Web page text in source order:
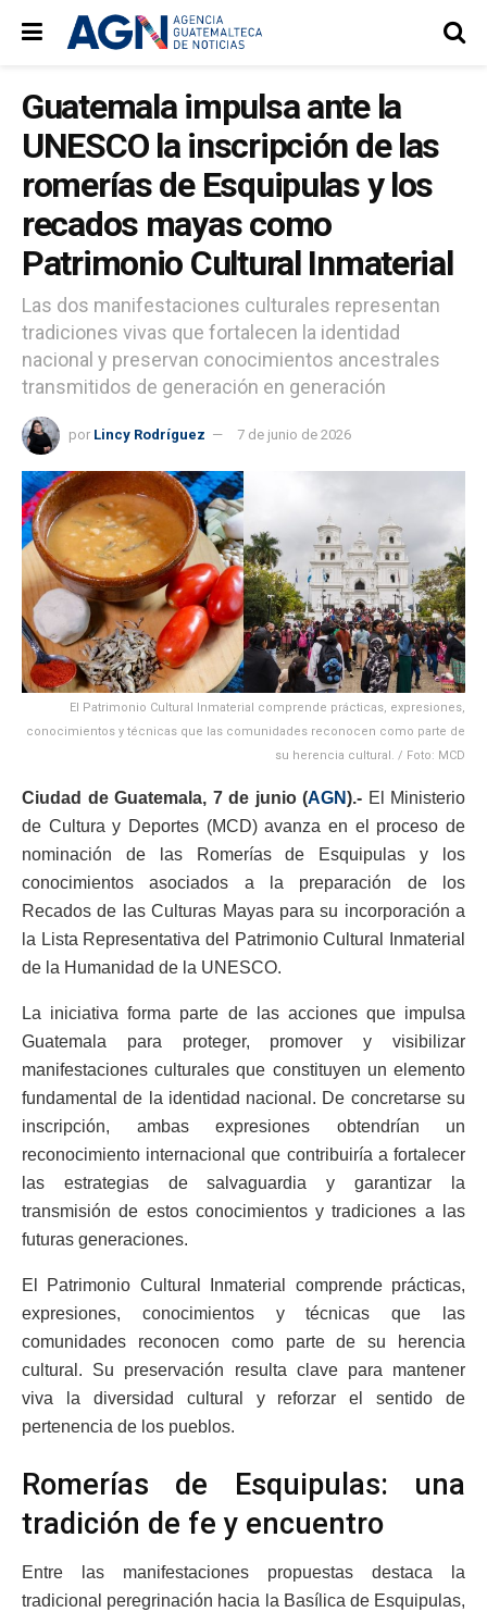
Guatemala impulsa ante la
UNESCO la inscripción de las
romerías de Esquipulas y los
recados mayas como
Patrimonio Cultural Inmaterial
Las dos manifestaciones culturales representan
tradiciones vivas que fortalecen la identidad
nacional y preservan conocimientos ancestrales
transmitidos de generación en generación
por Lincy Rodríguez 7 de junio de 2026
El Patrimonio Cultural Inmaterial comprende prácticas, expresiones,
conocimientos y técnicas que las comunidades reconocen como parte de
su herencia cultural. / Foto: MCD
Ciudad de Guatemala, 7 de junio (AGN).- El Ministerio
de Cultura y Deportes (MCD) avanza en el proceso de
nominación de las Romerías de Esquipulas y los
conocimientos asociados a la preparación de los
Recados de las Culturas Mayas para su incorporación a
la Lista Representativa del Patrimonio Cultural Inmaterial
de la Humanidad de la UNESCO.
La iniciativa forma parte de las acciones que impulsa
Guatemala para proteger, promover y visibilizar
manifestaciones culturales que constituyen un elemento
fundamental de la identidad nacional. De concretarse su
inscripción, ambas expresiones obtendrían un
reconocimiento internacional que contribuiría a fortalecer
las estrategias de salvaguardia y garantizar la
transmisión de estos conocimientos y tradiciones a las
futuras generaciones.
El Patrimonio Cultural Inmaterial comprende prácticas,
expresiones, conocimientos y técnicas que las
comunidades reconocen como parte de su herencia
cultural. Su preservación resulta clave para mantener
viva la diversidad cultural y reforzar el sentido de
pertenencia de los pueblos.
Romerías de Esquipulas: una
tradición de fe y encuentro
Entre las manifestaciones propuestas destaca la
tradicional peregrinación hacia la Basílica de Esquipulas,